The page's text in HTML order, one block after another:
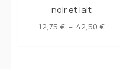
noir et lait
12,75 € – 42,50 €Plage